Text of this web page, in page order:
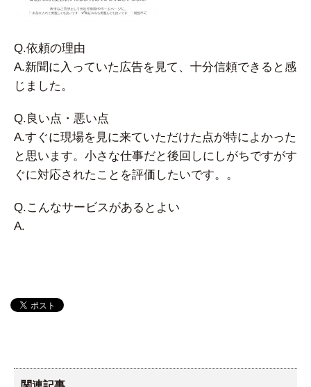
Q.依頼の理由
A.新聞に入っていた広告を見て、十分信頼できると感
じました。
Q.良い点・悪い点
A.すぐに現場を見に来ていただけた点が特によかった
と思います。小さな仕事だと後回しにしがちですがす
ぐに対応されたことを評価したいです。。
Q.こんなサービスがあるとよい
A.